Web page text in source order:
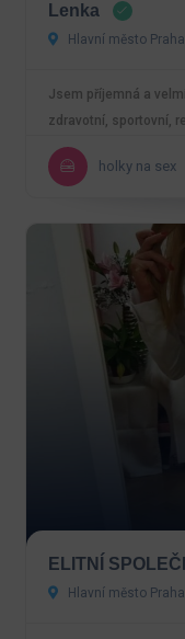
Lenka
Hlavní město Praha
Jsem příjemná a
zdravotní, sportovní,
holky na sex
ELITNÍ
Hlavní město Praha